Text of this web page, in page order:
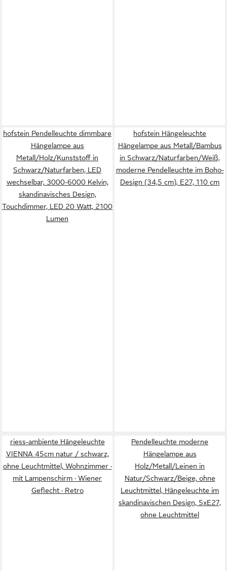
hofstein Pendelleuchte dimmbare
Hängelampe aus
Metall/Holz/Kunststoff in
Schwarz/Naturfarben, LED
wechselbar, 3000-6000 Kelvin,
skandinavisches Design,
Touchdimmer, LED 20 Watt, 2100
Lumen
hofstein Hängeleuchte
Hängelampe aus Metall/Bambus
in Schwarz/Naturfarben/Weiß,
moderne Pendelleuchte im Boho-
Design (34,5 cm), E27, 110 cm
riess-ambiente Hängeleuchte
VIENNA 45cm natur / schwarz,
ohne Leuchtmittel, Wohnzimmer ·
mit Lampenschirm · Wiener
Geflecht · Retro
Pendelleuchte moderne
Hängelampe aus
Holz/Metall/Leinen in
Natur/Schwarz/Beige, ohne
Leuchtmittel, Hängeleuchte im
skandinavischen Design, 5xE27,
ohne Leuchtmittel